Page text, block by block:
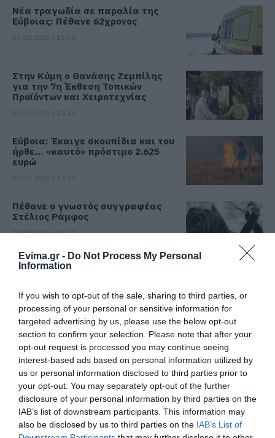
Evima.gr - Do Not Process My Personal
Information
If you wish to opt-out of the sale, sharing to third parties, or
processing of your personal or sensitive information for
targeted advertising by us, please use the below opt-out
section to confirm your selection. Please note that after your
opt-out request is processed you may continue seeing
interest-based ads based on personal information utilized by
us or personal information disclosed to third parties prior to
your opt-out. You may separately opt-out of the further
disclosure of your personal information by third parties on the
IAB’s list of downstream participants. This information may
also be disclosed by us to third parties on the IAB’s List of
Νέα τραγωδία σε παραλία της
Εύβοιας: Πέθανε 62χρονος
Στην Κύμη ο Θανάσης Ζεμπίλης
για την 7η Έκθεση Τοπικών
Προϊόντων και Χειροτεχνίας
Εύβοια: Έκαιγε σκουπίδια και του
ήρθε… «καυτό» πρόστιμο 2.625
ευρώ
Πέθανε ο γνωστός συγγραφέας
Στέλιος Ράμφος
10.08.2026 | 14:00
Πένθος στην Εύβοια: Γυναίκα
10.08.2026 | 13:40
Προσοχή στις μεταφορές με IRIS:
Δείτε τι ανακοινώθηκε σήμερα
10.08.2026 | 13:20
Πού θα γίνει το επόμενο πανηγύρι
στην Εύβοια με τη Μαρία Νομικού
10.08.2026 | 13:00
Όλες οι τελευταίες ειδήσεις
ΠΕΡΙΣΣΟΤΕΡΑ ΑΠΟ ΕΙΔΗΣΕΙΣ ΕΥΒΟΙΑ